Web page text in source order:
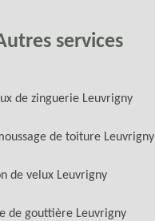
services
de zinguerie Leuvrigny
de toiture Leuvrigny
de velux Leuvrigny
de gouttière Leuvrigny